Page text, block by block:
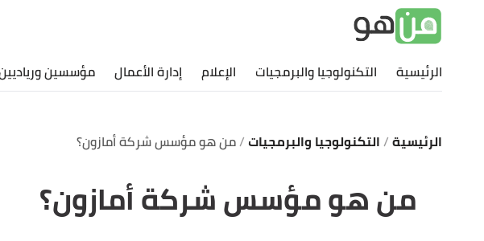
الرئيسية التكنولوجيا والبرمجيات الإعلام إدارة الأعمال مؤسسين
الرئيسية التكنولوجيا والبرمجيات من هو مؤسس شركة أمازون؟
من هو مؤسس شركة أمازون؟